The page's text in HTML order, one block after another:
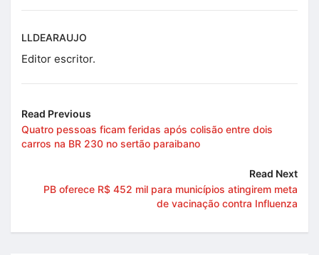
LLDEARAUJO
Editor escritor.
Read Previous
Quatro pessoas ficam feridas após colisão entre dois
carros na BR 230 no sertão paraibano
Read Next
PB oferece R$ 452 mil para municípios atingirem meta
de vacinação contra Influenza